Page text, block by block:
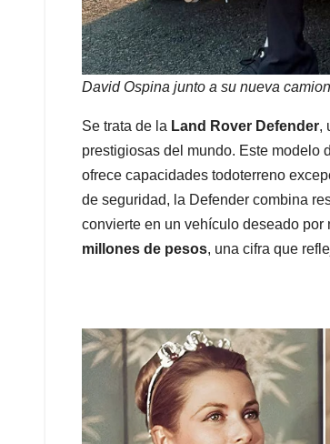
David Ospina junto a su nueva
Se trata de la Land Rover Defender,
prestigiosas del mundo. Este modelo
ofrece capacidades todoterreno
de seguridad, la Defender combina
convierte en un vehículo deseado
millones de pesos, una cifra que